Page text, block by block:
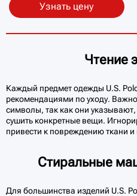
Узнать цену
Чтение
Каждый предмет одежды U.S.
рекомендациями по уходу. Важно
символы, так как они указывают,
сушить конкретные вещи.
привести к повреждению ткани и
Стиральные
Для большинства изделий U.S.